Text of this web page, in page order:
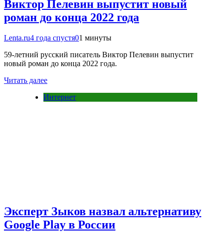
Виктор Пелевин выпустит новый
роман до конца 2022 года
Lenta.ru4 года спустя01 минуты
59-летний русский писатель Виктор Пелевин выпустит
новый роман до конца 2022 года.
Читать далее
Интернет
Эксперт Зыков назвал альтернативу
Google Play в России